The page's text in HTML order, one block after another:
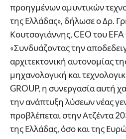
προηγμένων αμυντικών
της Ελλάδας», δήλωσε ο Δρ.
Κουτσογιάννης, CEO του EFA
«Συνδυάζοντας την
αρχιτεκτονική αυτονομίας
μηχανολογική και
GROUP, η συνεργασία αυτή
την ανάπτυξη λύσεων νέας
προβλέπεται στην Ατζέντα
της Ελλάδας, όσο και της